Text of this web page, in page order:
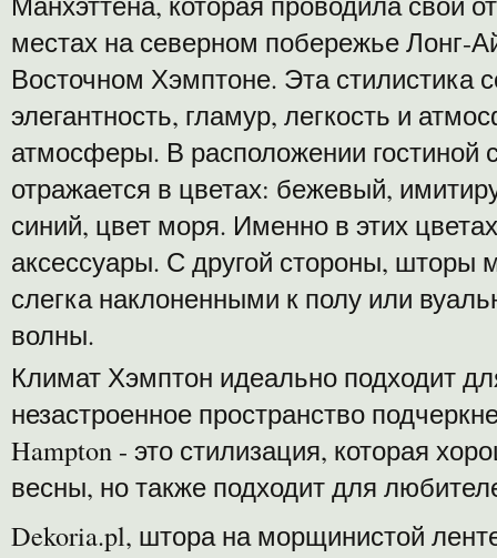
местах на северном побережье Лонг-
Восточном Хэмптоне. Эта стилистика
элегантность, гламур, легкость и
атмосферы. В расположении гостиной
отражается в цветах: бежевый,
синий, цвет моря. Именно в этих
аксессуары. С другой стороны,
слегка наклоненными к полу или
волны.
Климат Хэмптон идеально подходит
незастроенное пространство
Hampton - это стилизация, которая
весны, но также подходит для
Dekoria.pl, штора на морщинистой